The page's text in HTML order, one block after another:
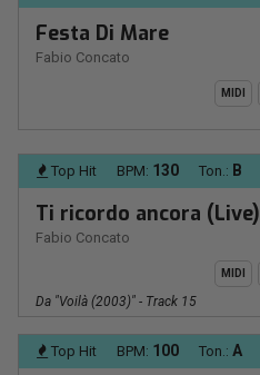
Festa Di Mare
Fabio Concato
MIDI
Top Hit BPM: 130 Ton.: B
Ti ricordo ancora (Live)
Fabio Concato
MIDI
Da "Voilà (2003)" - Track 15
Top Hit BPM: 100 Ton.: A